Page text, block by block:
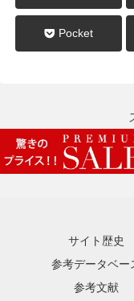
Pocket
サイト歴史
参考データベー
参考文献